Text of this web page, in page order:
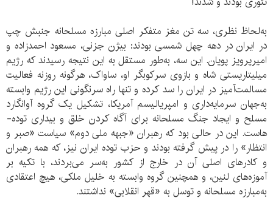
به‌لحاظ نظری، سه تن مغز متفکر اصلی مبارزه مسلحانه جنبش چپ
در ایران در دهه چهل شمسی بودند: بیژن جزنی، مسعود احمدزاده و
امیرپرویز پویان. این سه، به‌طور مستقل به این نتیجه رسیدند که رژیم
میلیتاریستی شاه و بازوی سرکوبگر او، ساواک، هرگونه روزنه فعالیت
مسالمت‌آمیز در ایران را سد کرده و تنها راه سرنگونی این رژیم وابسته
به‌جهان سرمایه‌داری و امپریالیسم آمریکا، تشکیل یک گروه آوانگارد
مسلح و ایجاد جنگ مسلحانه برای آگاه کردن خلق و بیداری توده-
هاست. این در حالی بود که رهبران «جبهه ملی دوم» سیاست «صبر و
انتظار» را در پیش گرفته بودند و حزب توده ایران نیز، که همه رهبران
و کادرهای اصلی آن در خارج از کشور به‌سر می‌بردند، با تکیه بر
آموزه‌های لنین، و همچنین گروه وابسته به خلیل ملکی، هیچ اعتقادی
به‌مبارزه مسلحانه و توسل به «قهر انقلابی» نداشتند.